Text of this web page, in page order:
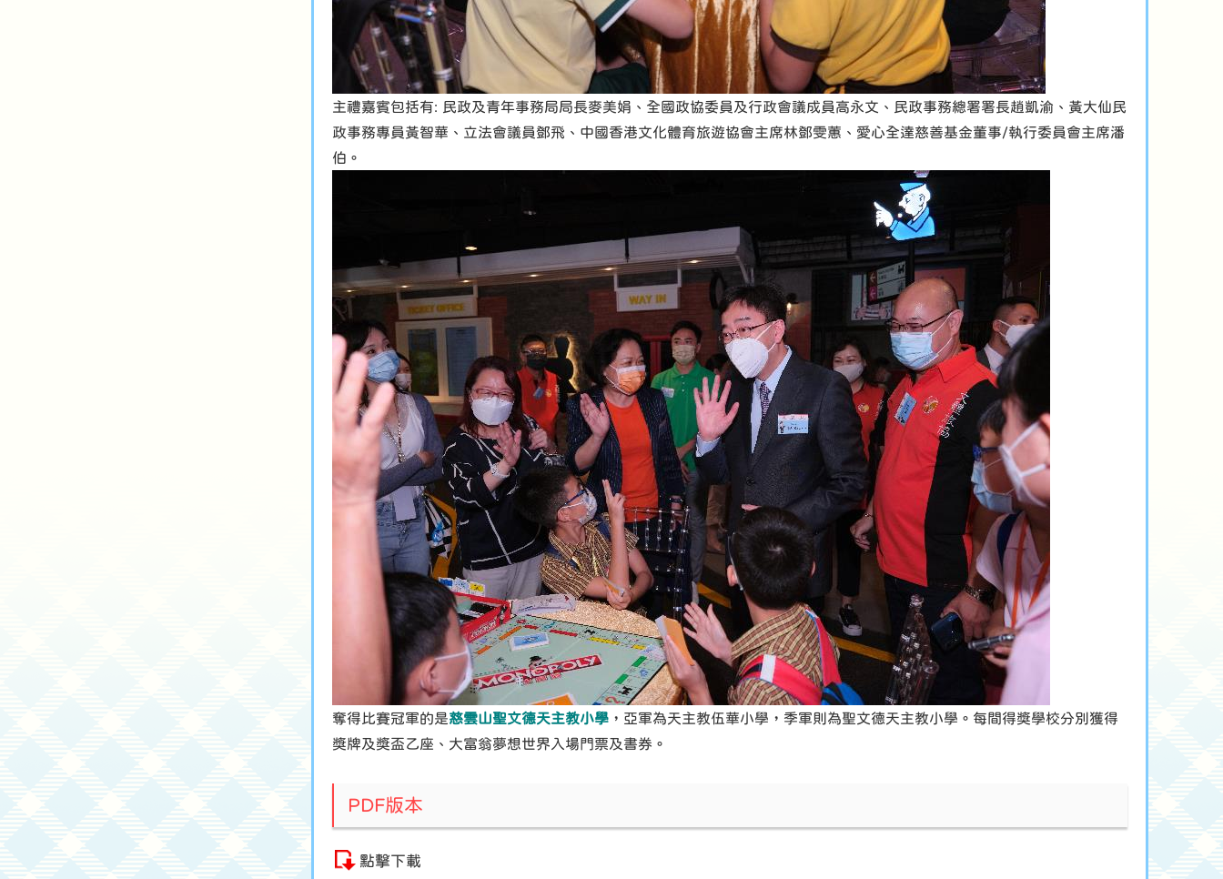
主禮嘉賓包括有: 民政及青年事務局局長麥美娟、全國政協委員及行政會議成員高永文、民政事務總署署長趙凱渝、黃大仙民
政事務專員黃智華、立法會議員鄧飛、中國香港文化體育旅遊協會主席林鄧雯蕙、愛心全達慈善基金董事/執行委員會主席潘
伯。
奪得比賽冠軍的是慈雲山聖文德天主教小學，亞軍為天主教伍華小學，季軍則為聖文德天主教小學。每間得獎學校分別獲得
獎牌及獎盃乙座、大富翁夢想世界入場門票及書券。
PDF版本
點擊下載